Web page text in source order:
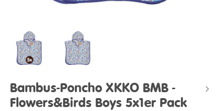
Bambus-Poncho XKKO BMB -
Flowers&Birds Boys 5x1er Pack